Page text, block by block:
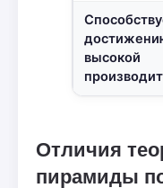
высокой
Отличия
пирамиды